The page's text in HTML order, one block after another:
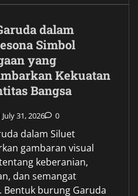
dalam
Simbol
yang
Kekuatan
Bangsa
July 31, 2026 0
dalam Siluet
gambaran visual
keberanian,
dan semangat
Bentuk burung Garuda